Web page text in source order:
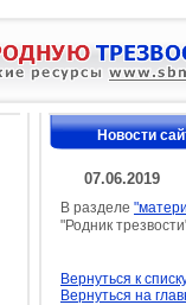
Новости
07.06.2019
В разделе
"Родник
Вернуться к
Вернуться на